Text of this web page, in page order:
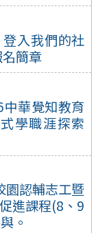
入我們的社
簡章
華覺知教育
學職涯探索
園認輔志工暨
進課程(8、9
。